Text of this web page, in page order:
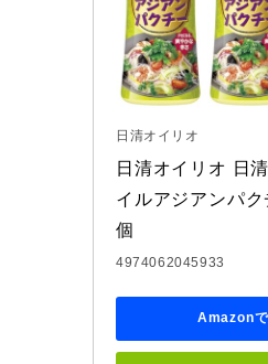
日清オイリオ
日清オイリオ 日
イルアジアンパ
個
4974062045933
Amazon